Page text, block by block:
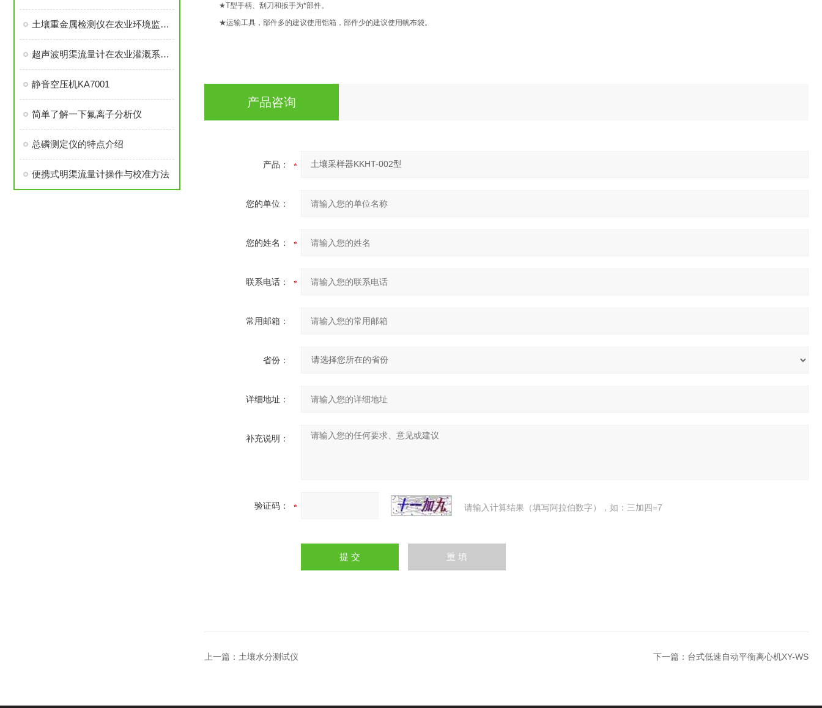
土壤重金属检测仪在农业环境监测中的应用实践
超声波明渠流量计在农业灌溉系统中的应用与效果
静音空压机KA7001
简单了解一下氟离子分析仪
总磷测定仪的特点介绍
便携式明渠流量计操作与校准方法
★T型手柄、刮刀和扳手为*部件。
★运输工具，部件多的建议使用铝箱，部件少的建议使用帆布袋。
产品咨询
产品：
您的单位：
您的姓名：
联系电话：
常用邮箱：
省份：
详细地址：
补充说明：
验证码： 请输入计算结果（填写阿拉伯数字），如：三加四=7
上一篇： 土壤水分测试仪 下一篇： 台式低速自动平衡离心机XY-WS